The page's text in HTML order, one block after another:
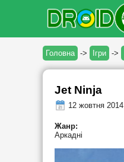
Головна -> Ігри ->
Jet Ninja
12 жовтня
Жанр:
Аркадні